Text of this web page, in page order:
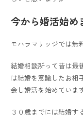
今から婚活始め
モハラマリッジでは無
結婚相談所って昔は最
は結婚を意識したお相
会し婚活を始めていま
３０歳までには結婚す